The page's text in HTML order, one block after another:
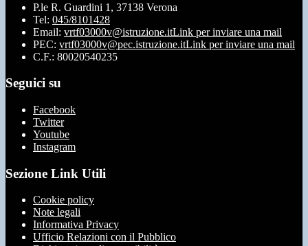
P.le R. Guardini 1, 37138 Verona
Tel: 045/8101428
Email: vrtf03000v@istruzione.itLink per inviare una mail
PEC: vrtf03000v@pec.istruzione.itLink per inviare una mail
C.F.: 80020540235
Seguici su
Facebook
Twitter
Youtube
Instagram
Sezione Link Utili
Cookie policy
Note legali
Informativa Privacy
Ufficio Relazioni con il Pubblico